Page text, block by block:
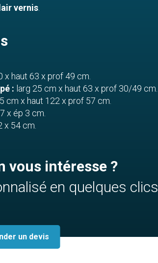
vernis.
x haut 63 x prof 49 cm.
: larg 25 cm x haut 63 x prof 30/49 cm.
cm x haut 122 x prof 57 cm.
x ép 3 cm.
x 54 cm.
vous intéresse ?
en quelques clics
un devis